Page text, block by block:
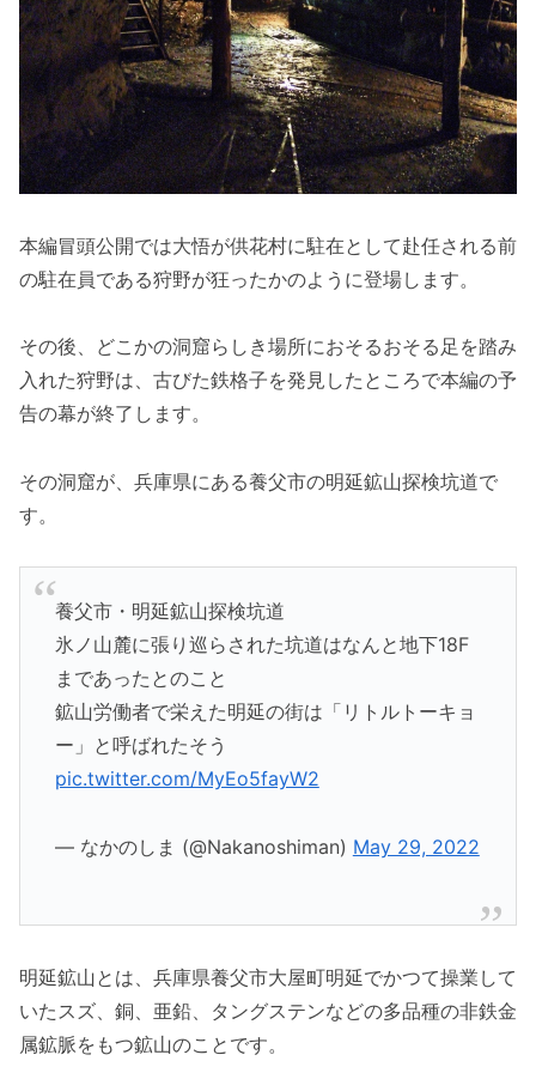
本編冒頭公開では大悟が供花村に駐在として赴任される前
の駐在員である狩野が狂ったかのように登場します。
その後、どこかの洞窟らしき場所におそるおそる足を踏み
入れた狩野は、古びた鉄格子を発見したところで本編の予
告の幕が終了します。
その洞窟が、兵庫県にある養父市の明延鉱山探検坑道で
す。
養父市・明延鉱山探検坑道
氷ノ山麓に張り巡らされた坑道はなんと地下18F
まであったとのこと
鉱山労働者で栄えた明延の街は「リトルトーキョ
ー」と呼ばれたそう
pic.twitter.com/MyEo5fayW2
— なかのしま (@Nakanoshiman) May 29, 2022
明延鉱山とは、兵庫県養父市大屋町明延でかつて操業して
いたスズ、銅、亜鉛、タングステンなどの多品種の非鉄金
属鉱脈をもつ鉱山のことです。